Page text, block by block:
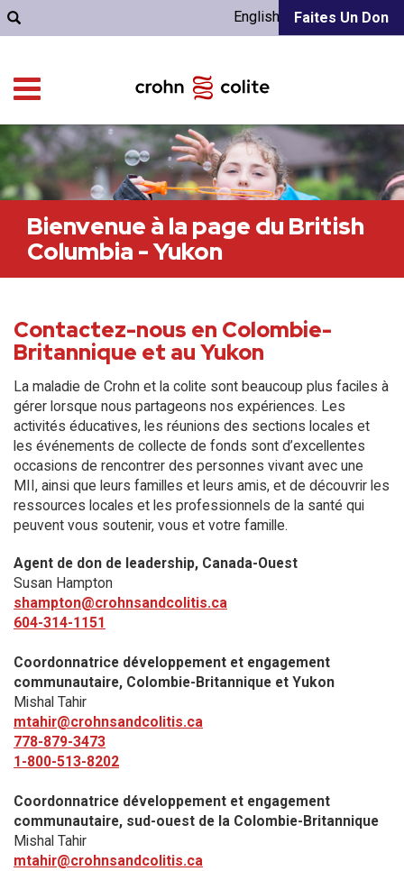
Faites Un Don
English
Bienvenue à la page du British
Columbia - Yukon
Contactez-nous en Colombie-
Britannique et au Yukon
La maladie de Crohn et la colite sont beaucoup plus faciles à
gérer lorsque nous partageons nos expériences. Les
activités éducatives, les réunions des sections locales et
les événements de collecte de fonds sont d’excellentes
occasions de rencontrer des personnes vivant avec une
MII, ainsi que leurs familles et leurs amis, et de découvrir les
ressources locales et les professionnels de la santé qui
peuvent vous soutenir, vous et votre famille.
Agent de don de leadership, Canada-Ouest
Susan Hampton
shampton@crohnsandcolitis.ca
604-314-1151
Coordonnatrice développement et engagement
communautaire, Colombie-Britannique et Yukon
Mishal Tahir
mtahir@crohnsandcolitis.ca
778-879-3473
1-800-513-8202
Coordonnatrice développement et engagement
communautaire, sud-ouest de la Colombie-Britannique
Mishal Tahir
mtahir@crohnsandcolitis.ca